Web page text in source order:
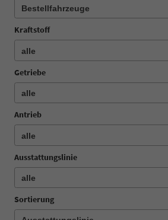
Kraftstoff
Getriebe
Antrieb
Ausstattungslinie
Sortierung